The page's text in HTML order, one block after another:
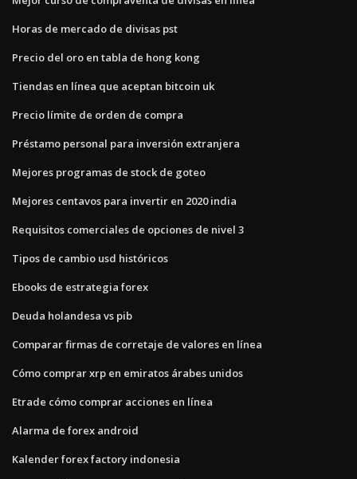
Horas de mercado de divisas pst
Precio del oro en tabla de hong kong
Tiendas en línea que aceptan bitcoin uk
Precio límite de orden de compra
Préstamo personal para inversión extranjera
Mejores programas de stock de goteo
Mejores centavos para invertir en 2020 india
Requisitos comerciales de opciones de nivel 3
Tipos de cambio usd históricos
Ebooks de estrategia forex
Deuda holandesa vs pib
Comparar firmas de corretaje de valores en línea
Cómo comprar xrp en emiratos árabes unidos
Etrade cómo comprar acciones en línea
Alarma de forex android
Kalender forex factory indonesia